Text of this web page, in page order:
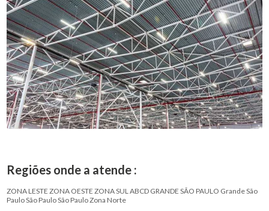
Regiões onde a atende :
ZONA LESTE ZONA OESTE ZONA SULABCD GRANDE SÃO PAULO Grande São
PauloSão PauloSão PauloZona Norte